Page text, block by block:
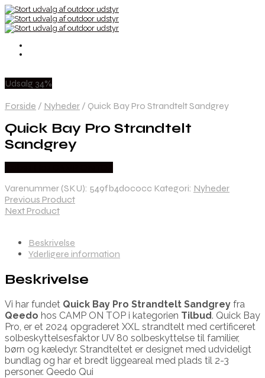
Udsalg 34%
Forside / Nyheder / Quick Bay Pro Strandtelt Sandgrey
Quick Bay Pro Strandtelt
Sandgrey
Varenummer (SKU): 549fb4d0c0cc Kategori: Nyheder
Previous Product
Next Product
Beskrivelse
Yderligere information
Beskrivelse
Vi har fundet Quick Bay Pro Strandtelt Sandgrey fra
Qeedo hos CAMP ON TOP i kategorien Tilbud. Quick Bay
Pro, er et 2024 opgraderet XXL strandtelt med certificeret
solbeskyttelsesfaktor UV 80 solbeskyttelse til familier,
børn og kæledyr. Strandteltet er designet med udvideligt
bundlag og har et bredt liggeareal med plads til 2-3
personer. Qeedo Qui